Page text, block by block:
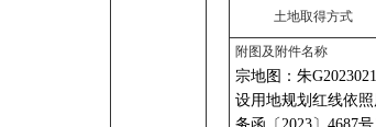
土地取得方式
附图及附件名称